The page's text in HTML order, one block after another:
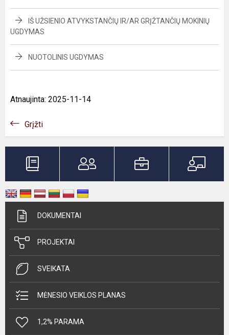
IŠ UŽSIENIO ATVYKSTANČIŲ IR/AR GRĮŽTANČIŲ MOKINIŲ
UGDYMAS
NUOTOLINIS UGDYMAS
Atnaujinta: 2025-11-14
Grįžti
DOKUMENTAI
PROJEKTAI
SVEIKATA
MĖNESIO VEIKLOS PLANAS
1,2% PARAMA